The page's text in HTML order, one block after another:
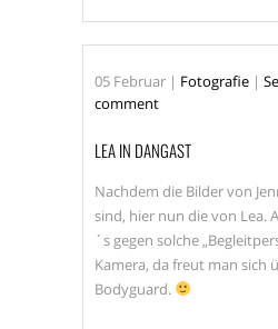
05 Februar | Fotografie |
comment
LEA IN DANGAST
Nachdem die Bilder von
sind, hier nun die von Lea.
´s gegen solche
Kamera, da freut man sich
Bodyguard.